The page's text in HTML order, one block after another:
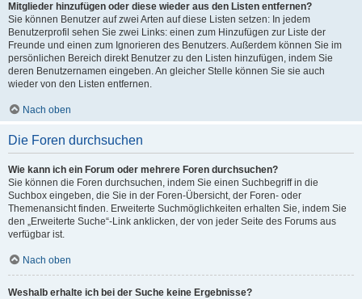
Mitglieder hinzufügen oder diese wieder aus den Listen entfernen?
Sie können Benutzer auf zwei Arten auf diese Listen setzen: In jedem
Benutzerprofil sehen Sie zwei Links: einen zum Hinzufügen zur Liste der
Freunde und einen zum Ignorieren des Benutzers. Außerdem können Sie im
persönlichen Bereich direkt Benutzer zu den Listen hinzufügen, indem Sie
deren Benutzernamen eingeben. An gleicher Stelle können Sie sie auch
wieder von den Listen entfernen.
Nach oben
Die Foren durchsuchen
Wie kann ich ein Forum oder mehrere Foren durchsuchen?
Sie können die Foren durchsuchen, indem Sie einen Suchbegriff in die
Suchbox eingeben, die Sie in der Foren-Übersicht, der Foren- oder
Themenansicht finden. Erweiterte Suchmöglichkeiten erhalten Sie, indem Sie
den „Erweiterte Suche“-Link anklicken, der von jeder Seite des Forums aus
verfügbar ist.
Nach oben
Weshalb erhalte ich bei der Suche keine Ergebnisse?